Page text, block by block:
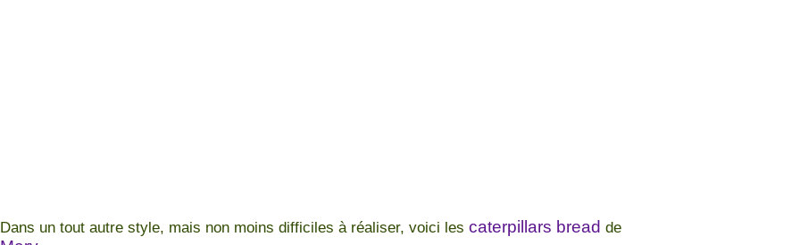
Dans un tout autre style, mais non moins difficiles à réaliser, voici les caterpillars bread de